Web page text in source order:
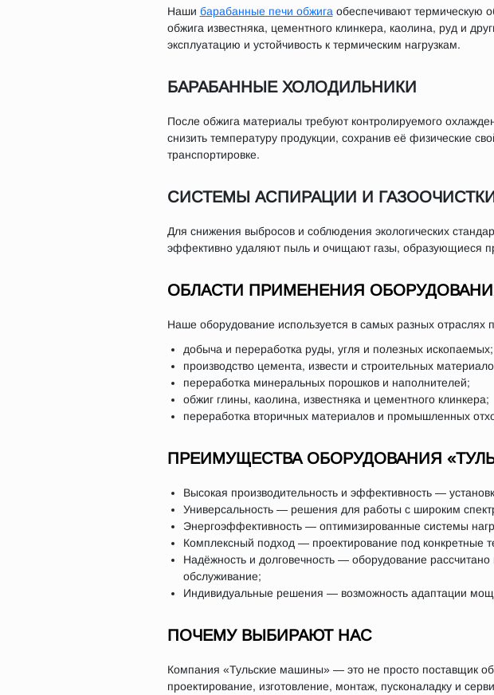
Наши барабанные печи обжига обеспечивают термическую
обжига известняка, цементного клинкера, каолина, руд и
эксплуатацию и устойчивость к термическим нагрузкам.
БАРАБАННЫЕ ХОЛОДИЛЬНИКИ
После обжига материалы требуют контролируемого
снизить температуру продукции, сохранив её физические
транспортировке.
СИСТЕМЫ АСПИРАЦИИ И
Для снижения выбросов и соблюдения экологических
эффективно удаляют пыль и очищают газы, образующиеся
ОБЛАСТИ ПРИМЕНЕНИЯ
Наше оборудование используется в самых разных отраслях
добыча и переработка руды, угля и полезных ископаемых;
производство цемента, извести и строительных
переработка минеральных порошков и наполнителей;
обжиг глины, каолина, известняка и цементного клинкера;
переработка вторичных материалов и промышленных
ПРЕИМУЩЕСТВА ОБОРУДОВАНИЯ
Высокая производительность и эффективность —
Универсальность — решения для работы с широким
Энергоэффективность — оптимизированные системы
Комплексный подход — проектирование под конкретные
Надёжность и долговечность — оборудование
обслуживание;
Индивидуальные решения — возможность адаптации
ПОЧЕМУ ВЫБИРАЮТ НАС
Компания «Тульские машины» — это не просто поставщик
проектирование, изготовление, монтаж, пусконаладку и